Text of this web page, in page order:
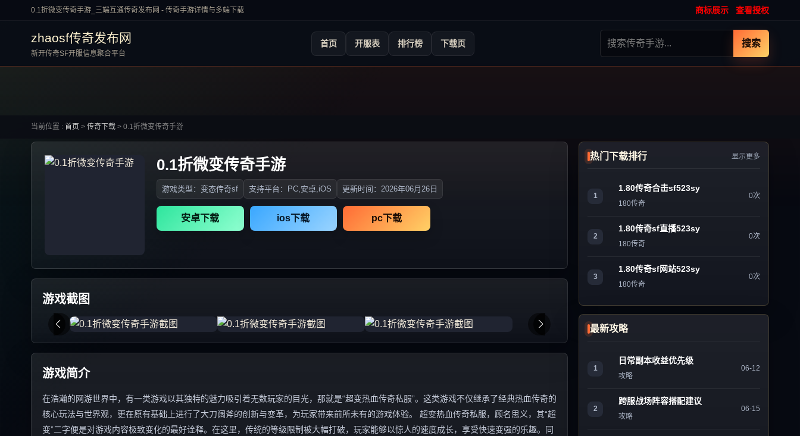
0.1折微变传奇手游_三端互通传奇发布网 - 传奇手游详情与多端下载 商标展示 查看授权
zhaosf传奇发布网
新开传奇SF开服信息聚合平台
首页 开服表 排行榜 下载页 搜索
当前位置 : 首页 > 传奇下载 > 0.1折微变传奇手游
0.1折微变传奇手游
游戏类型：变态传奇sf 支持平台：PC,安卓,iOS 更新时间：2026年06月26日
安卓下载 ios下载 pc下载
游戏截图
游戏简介
在浩瀚的网游世界中，有一类游戏以其独特的魅力吸引着无数玩家的目光，那就是“超变热血传奇私服”。这类游戏不仅继承了经典热血传奇的
核心玩法与世界观，更在原有基础上进行了大刀阔斧的创新与变革，为玩家带来前所未有的游戏体验。 超变热血传奇私服，顾名思义，其“超
变”二字便是对游戏内容极致变化的最好诠释。在这里，传统的等级限制被大幅打破，玩家能够以惊人的速度成长，享受快速变强的乐趣。同
热门下载排行 显示更多
1
1.80传奇合击sf523sy
180传奇
0次
2
1.80传奇sf直播523sy
180传奇
0次
3
1.80传奇sf网站523sy
180传奇
0次
最新攻略
1
日常副本收益优先级
攻略
06-12
2
跨服战场阵容搭配建议
攻略
06-15